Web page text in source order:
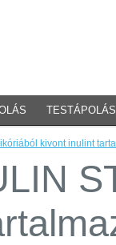
TESTÁPOLÁS
kivont inulint